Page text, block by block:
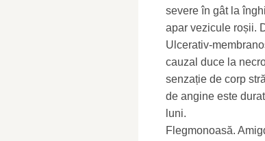
severe în gât la
apar vezicule roșii.
Ulcerativ-
cauzal duce la
senzație de corp
de angine este
luni.
Flegmonoasă.